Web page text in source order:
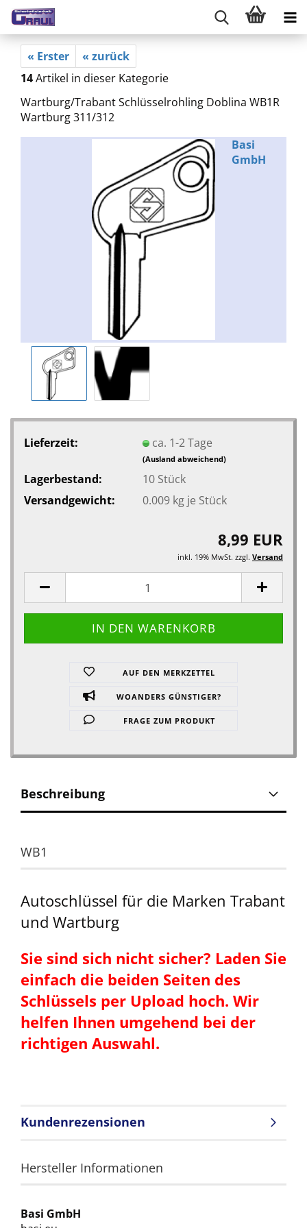
« Erster
« zurück
14Artikel in dieser Kategorie
Wartburg/Trabant Schlüsselrohling Doblina WB1R
Wartburg 311/312
Basi
GmbH
Lieferzeit: ca. 1-2 Tage
(Ausland abweichend)
Lagerbestand: 10 Stück
Versandgewicht:
0.009kg je Stück
8,99 EUR
inkl. 19% MwSt. zzgl. Versand
AUF DEN MERKZETTEL
WOANDERS GÜNSTIGER?
FRAGE ZUM PRODUKT
Beschreibung
WB1
Autoschlüssel für die Marken Trabant
und Wartburg
Sie sind sich nicht sicher? Laden Sie
einfach die beiden Seiten des
Schlüssels per Upload hoch. Wir
helfen Ihnen umgehend bei der
richtigen Auswahl.
Kundenrezensionen
Hersteller Informationen
Basi GmbH